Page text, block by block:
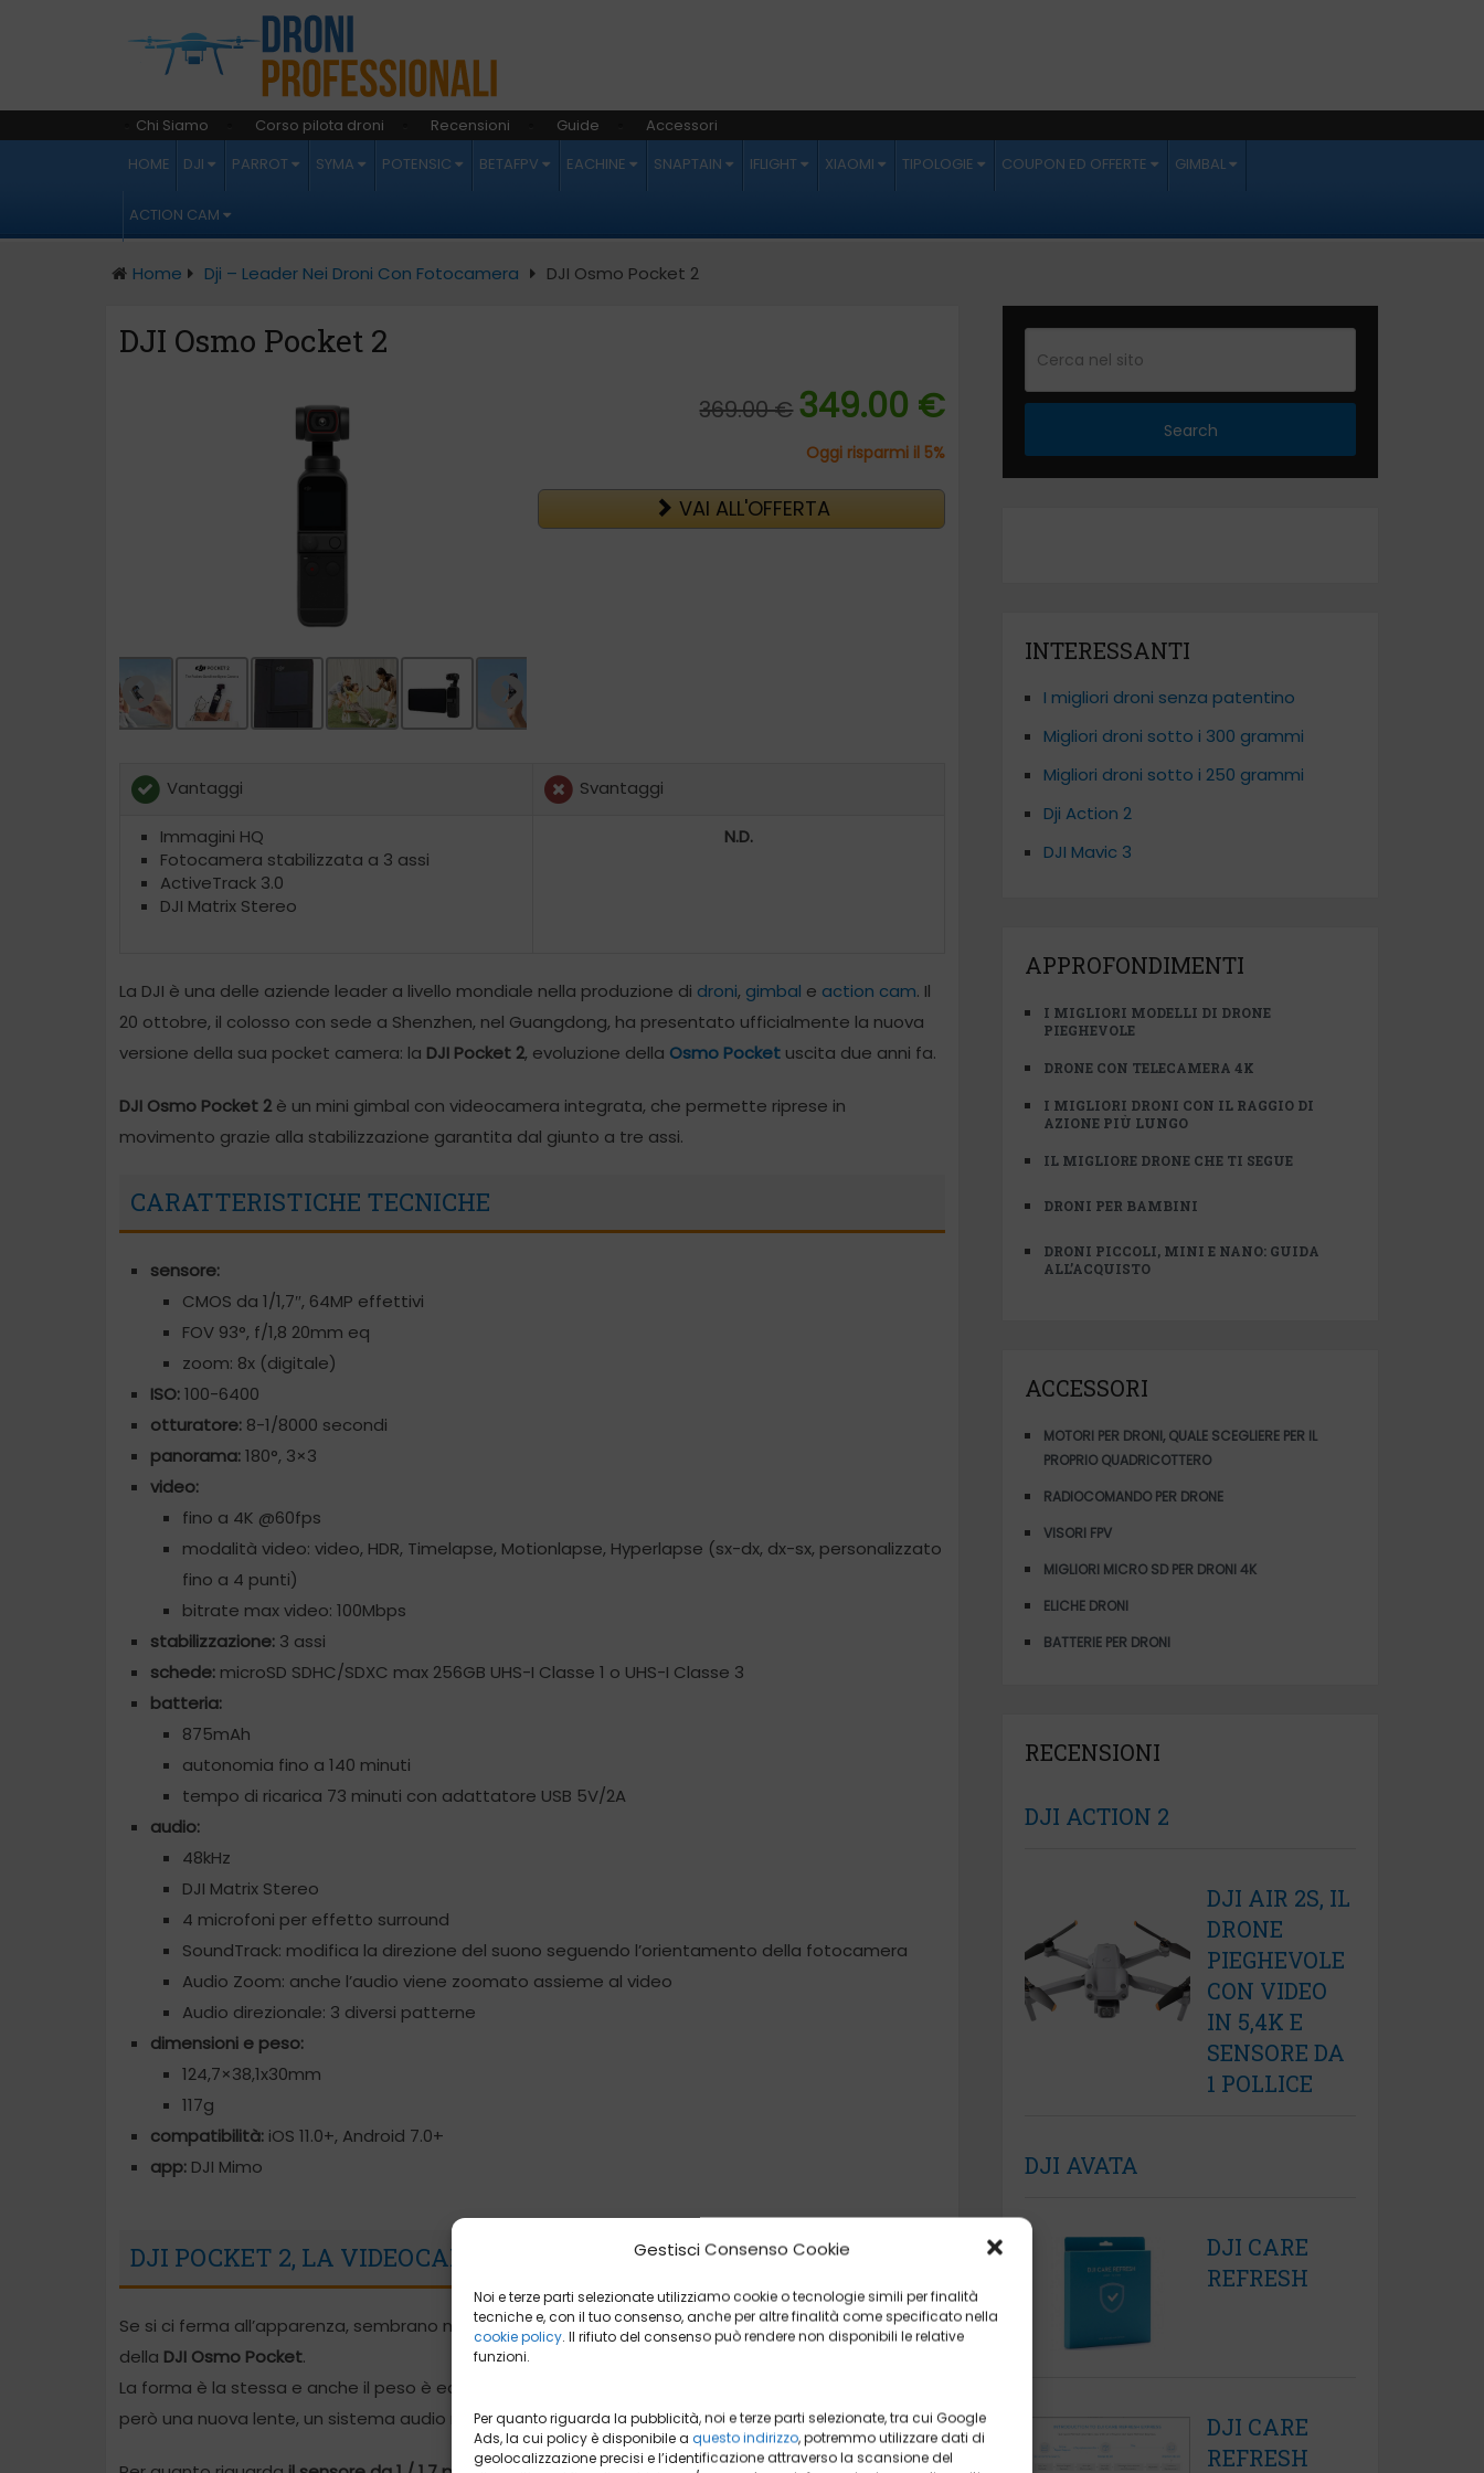
Gestisci Consenso Cookie
Noi e terze parti selezionate utilizziamo cookie o tecnologie simili per finalità
tecniche e, con il tuo consenso, anche per altre finalità come specificato nella
cookie policy. Il rifiuto del consenso può rendere non disponibili le relative
funzioni.
Per quanto riguarda la pubblicità, noi e terze parti selezionate, tra cui Google
Ads, la cui policy è disponibile a questo indirizzo, potremmo utilizzare dati di
geolocalizzazione precisi e l’identificazione attraverso la scansione del
Chi Siamo Corso pilota droni Recensioni Guide
Accessori
HOME
DJI PARROT SYMA POTENSIC BETAFPV EACHINE SNAPTAIN IFLIGHT XIAOMI TIPOLOGIE COUPON ED OFFERTE GIMBAL
ACTION CAM
Home Dji – Leader Nei Droni Con Fotocamera DJI Osmo Pocket 2
DJI Osmo Pocket 2
369.00 € 349.00 €
Oggi risparmi il 5%
VAI ALL'OFFERTA
Vantaggi Svantaggi
Immagini HQ
Fotocamera stabilizzata a 3 assi
ActiveTrack 3.0
DJI Matrix Stereo
N.D.
La DJI è una delle aziende leader a livello mondiale nella produzione di droni, gimbal e action cam. Il
20 ottobre, il colosso con sede a Shenzhen, nel Guangdong, ha presentato ufficialmente la nuova
versione della sua pocket camera: la DJI Pocket 2, evoluzione della Osmo Pocketuscita due anni fa.
DJI Osmo Pocket 2è un mini gimbal con videocamera integrata, che permette riprese in
movimento grazie alla stabilizzazione garantita dal giunto a tre assi.
CARATTERISTICHE TECNICHE
sensore:
CMOS da 1/1,7″, 64MP effettivi
FOV 93°, f/1,8 20mm eq
zoom: 8x (digitale)
ISO:100-6400
otturatore: 8-1/8000 secondi
panorama:180°, 3×3
video:
fino a 4K @60fps
modalità video: video, HDR, Timelapse, Motionlapse, Hyperlapse (sx-dx, dx-sx, personalizzato
fino a 4 punti)
bitrate max video: 100Mbps
stabilizzazione: 3 assi
schede: microSD SDHC/SDXC max 256GB UHS-I Classe 1 o UHS-I Classe 3
batteria:
875mAh
autonomia fino a 140 minuti
tempo di ricarica 73 minuti con adattatore USB 5V/2A
audio:
48kHz
DJI Matrix Stereo
4 microfoni per effetto surround
SoundTrack: modifica la direzione del suono seguendo l’orientamento della fotocamera
Audio Zoom: anche l’audio viene zoomato assieme al video
Audio direzionale: 3 diversi patterne
dimensioni e peso:
124,7×38,1x30mm
117g
compatibilità: iOS 11.0+, Android 7.0+
app: DJI Mimo
DJI POCKET 2, LA VIDEOCAMERA COMPATTA 4K STABILIZZATA
Se si ci ferma all’apparenza, sembrano non esserci differenze tra la prima e la seconda versione
della DJI Osmo Pocket.
La forma è la stessa e anche il peso è equivalente:
però una nuova lente, un sistema audio migliorato e il supporto a una serie numerosa di accessori.
Search
INTERESSANTI
I migliori droni senza patentino
Migliori droni sotto i 300 grammi
Migliori droni sotto i 250 grammi
Dji Action 2
DJI Mavic 3
APPROFONDIMENTI
I MIGLIORI MODELLI DI DRONE
PIEGHEVOLE
DRONE CON TELECAMERA 4K
I MIGLIORI DRONI CON IL RAGGIO DI
AZIONE PIÙ LUNGO
IL MIGLIORE DRONE CHE TI SEGUE
DRONI PER BAMBINI
DRONI PICCOLI, MINI E NANO: GUIDA
ALL’ACQUISTO
ACCESSORI
MOTORI PER DRONI, QUALE SCEGLIERE PER IL
PROPRIO QUADRICOTTERO
RADIOCOMANDO PER DRONE
VISORI FPV
MIGLIORI MICRO SD PER DRONI 4K
ELICHE DRONI
BATTERIE PER DRONI
RECENSIONI
DJI ACTION 2
DJI AIR 2S, IL
DRONE
PIEGHEVOLE
CON VIDEO
IN 5,4K E
SENSORE DA
1 POLLICE
DJI AVATA
DJI CARE
REFRESH
DJI CARE
REFRESH